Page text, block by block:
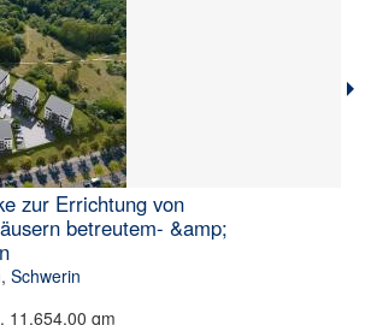
zur Errichtung von
betreutem- &amp;
, Schwerin
11.654,00 qm